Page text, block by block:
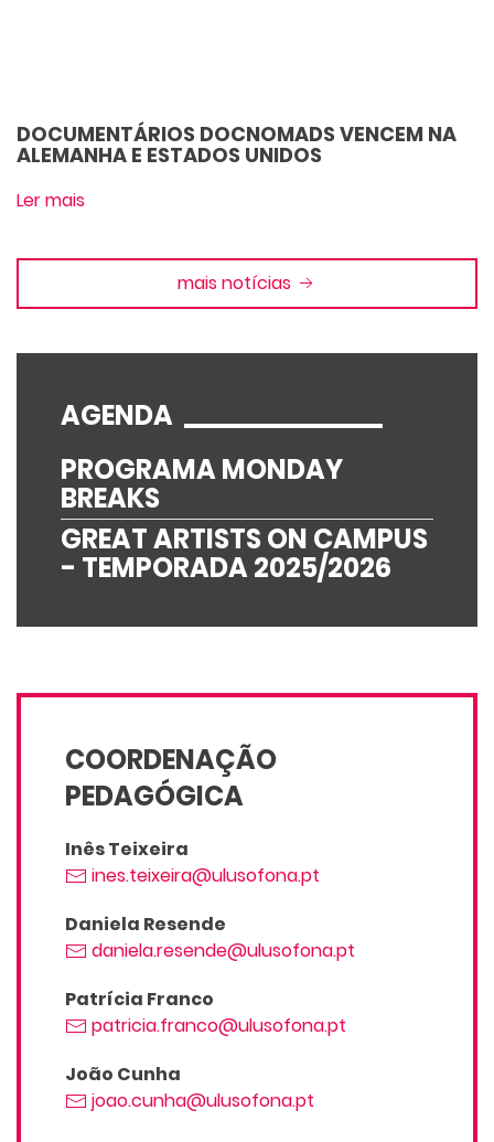
DOCUMENTÁRIOS DOCNOMADS VENCEM NA
ALEMANHA E ESTADOS UNIDOS
Ler mais
mais notícias
AGENDA
PROGRAMA MONDAY
BREAKS
GREAT ARTISTS ON CAMPUS
- TEMPORADA 2025/2026
COORDENAÇÃO
PEDAGÓGICA
Inês Teixeira
ines.teixeira@ulusofona.pt
Daniela Resende
daniela.resende@ulusofona.pt
Patrícia Franco
patricia.franco@ulusofona.pt
João Cunha
joao.cunha@ulusofona.pt